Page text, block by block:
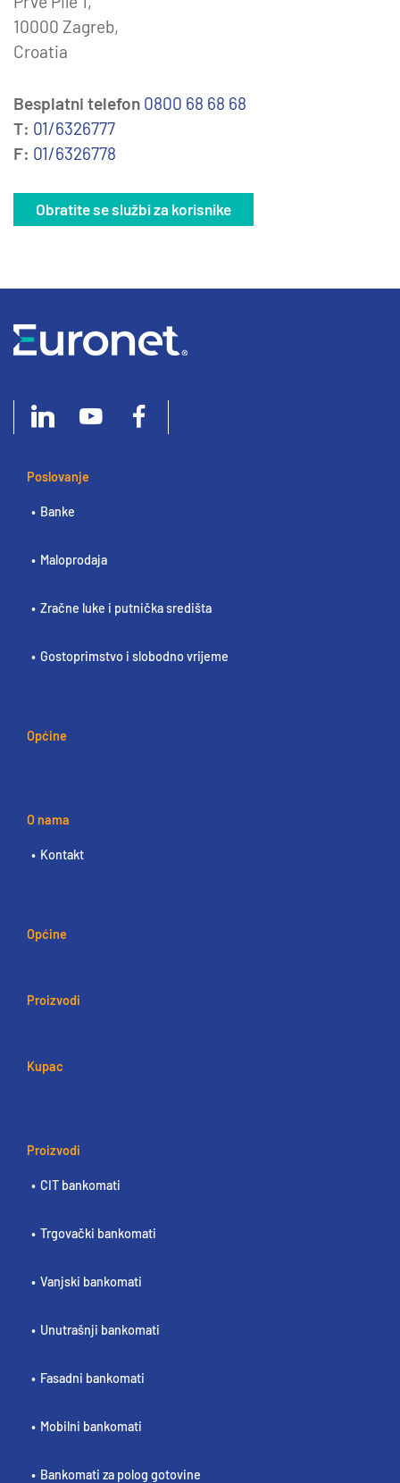
10000 Zagreb,
Croatia
Besplatni telefon 0800 68 68 68
T: 01/6326777
F: 01/6326778
Obratite se službi za korisnike
Poslovanje
Banke
Maloprodaja
Zračne luke i putnička središta
Gostoprimstvo i slobodno vrijeme
Općine
O nama
Kontakt
Općine
Proizvodi
Kupac
Proizvodi
CIT bankomati
Trgovački bankomati
Vanjski bankomati
Unutrašnji bankomati
Fasadni bankomati
Mobilni bankomati
Bankomati za polog gotovine